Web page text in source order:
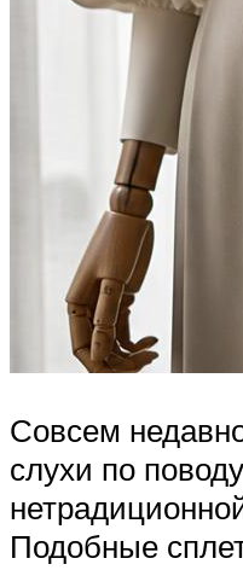
Совсем
слухи по
Подобные